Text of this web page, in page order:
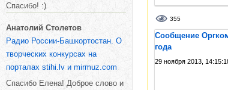
Спасибо! :)
Анатолий Столетов
Радио России-Башкортостан. О
творческих конкурсах на
порталах stihi.lv и mirmuz.com
Спасибо Елена! Доброе слово и
355
Сообщение
года
29 ноября 2013,